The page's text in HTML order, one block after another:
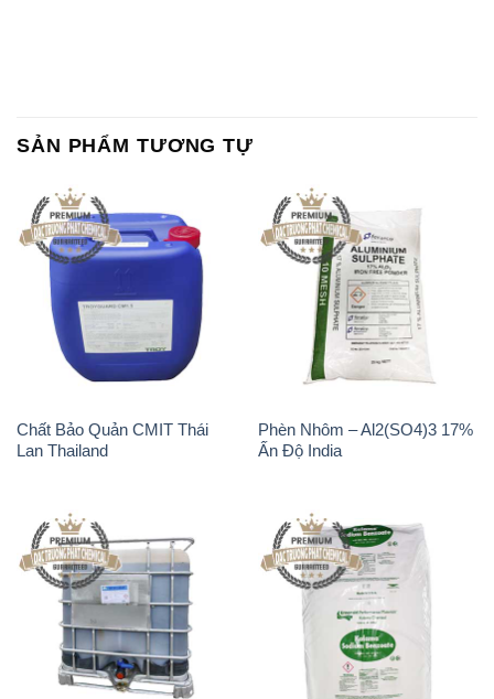
SẢN PHẨM TƯƠNG TỰ
Chất Bảo Quản CMIT Thái
Lan Thailand
Phèn Nhôm – Al2(SO4)3 17%
Ấn Độ India